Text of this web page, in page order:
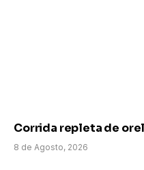
Corrida repleta de
8 de Agosto, 2026